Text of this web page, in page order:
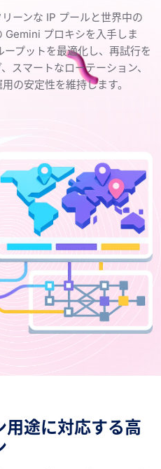
ーンな IP プールと世界中の
Gemini プロキシを入手しま
プットを最適化し、再試行を
スマートなローテーション、
の安定性を維持します。
用途に対応する高